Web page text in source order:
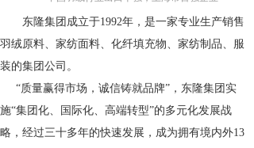
东隆集团成立于1992年，是一家专业生产销售
羽绒原料、家纺面料、化纤填充物、家纺制品、服
装的集团公司。
“质量赢得市场，诚信铸就品牌”，东隆集团实
施“集团化、国际化、高端转型”的多元化发展战
略，经过三十多年的快速发展，成为拥有境内外13